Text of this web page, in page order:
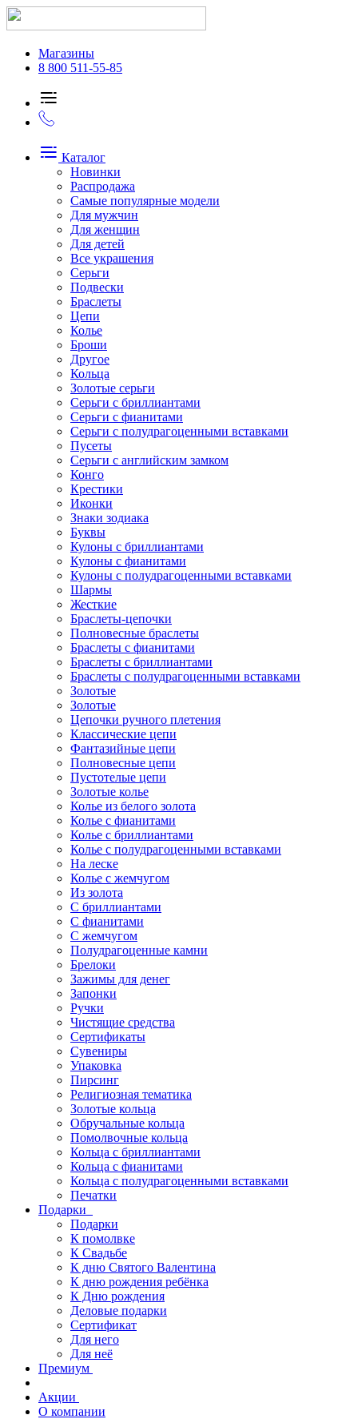
Магазины
8 800 511-55-85
Каталог
Новинки
Распродажа
Самые популярные модели
Для мужчин
Для женщин
Для детей
Все украшения
Серьги
Подвески
Браслеты
Цепи
Колье
Броши
Другое
Кольца
Золотые серьги
Серьги с бриллиантами
Серьги с фианитами
Серьги с полудрагоценными вставками
Пусеты
Серьги с английским замком
Конго
Крестики
Иконки
Знаки зодиака
Буквы
Кулоны с бриллиантами
Кулоны с фианитами
Кулоны с полудрагоценными вставками
Шармы
Жесткие
Браслеты-цепочки
Полновесные браслеты
Браслеты с фианитами
Браслеты с бриллиантами
Браслеты с полудрагоценными вставками
Золотые
Золотые
Цепочки ручного плетения
Классические цепи
Фантазийные цепи
Полновесные цепи
Пустотелые цепи
Золотые колье
Колье из белого золота
Колье с фианитами
Колье с бриллиантами
Колье с полудрагоценными вставками
На леске
Колье с жемчугом
Из золота
С бриллиантами
С фианитами
С жемчугом
Полудрагоценные камни
Брелоки
Зажимы для денег
Запонки
Ручки
Чистящие средства
Сертификаты
Сувениры
Упаковка
Пирсинг
Религиозная тематика
Золотые кольца
Обручальные кольца
Помолвочные кольца
Кольца с бриллиантами
Кольца с фианитами
Кольца с полудрагоценными вставками
Печатки
Подарки
Подарки
К помолвке
К Свадьбе
К дню Святого Валентина
К дню рождения ребёнка
К Дню рождения
Деловые подарки
Сертификат
Для него
Для неё
Премиум
Акции
О компании